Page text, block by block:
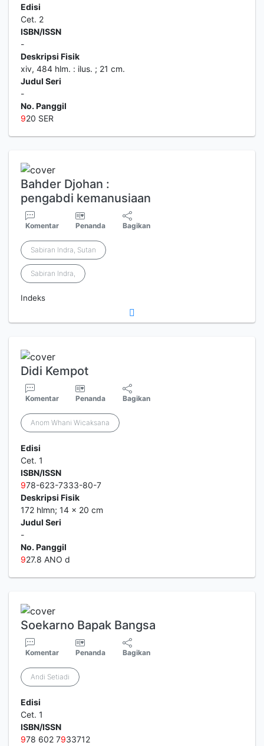
Edisi
Cet. 2
ISBN/ISSN
-
Deskripsi Fisik
xiv, 484 hlm. : ilus. ; 21 cm.
Judul Seri
-
No. Panggil
920 SER
Bahder Djohan :
pengabdi kemanusiaan
Komentar Penanda Bagikan
Sabiran Indra, Sutan
Sabiran Indra,
Indeks
Didi Kempot
Komentar Penanda Bagikan
Anom Whani Wicaksana
Edisi
Cet. 1
ISBN/ISSN
978-623-7333-80-7
Deskripsi Fisik
172 hlmn; 14 x 20 cm
Judul Seri
-
No. Panggil
927.8 ANO d
Soekarno Bapak Bangsa
Komentar Penanda Bagikan
Andi Setiadi
Edisi
Cet. 1
ISBN/ISSN
978 602 7933712